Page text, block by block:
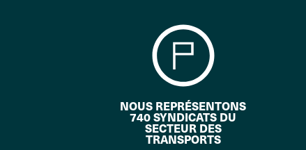
NOUS REPRÉSENTONS
740 SYNDICATS DU
SECTEUR DES
TRANSPORTS